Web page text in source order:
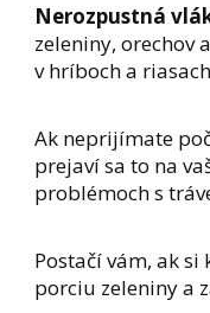
Nerozpustná
zeleniny, orechov
v hríboch a
Ak neprijímate
prejaví sa to na
problémoch s
Postačí vám, ak
porciu zeleniny a